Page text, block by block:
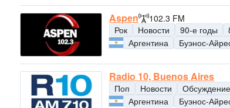
Aspen
102.3 FM
Рок
Новости 90-е годы
Аргентина
Буэнос-
Radio 10, Buenos Aires
Поп Новости Обсуждение
Аргентина
Буэнос-